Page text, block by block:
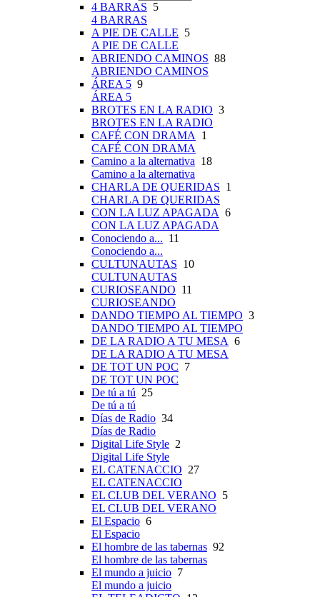
4 BARRAS 5
4 BARRAS
A PIE DE CALLE 5
A PIE DE CALLE
ABRIENDO CAMINOS 88
ABRIENDO CAMINOS
ÁREA 5 9
ÁREA 5
BROTES EN LA RADIO 3
BROTES EN LA RADIO
CAFÉ CON DRAMA 1
CAFÉ CON DRAMA
Camino a la alternativa 18
Camino a la alternativa
CHARLA DE QUERIDAS 1
CHARLA DE QUERIDAS
CON LA LUZ APAGADA 6
CON LA LUZ APAGADA
Conociendo a... 11
Conociendo a...
CULTUNAUTAS 10
CULTUNAUTAS
CURIOSEANDO 11
CURIOSEANDO
DANDO TIEMPO AL TIEMPO 3
DANDO TIEMPO AL TIEMPO
DE LA RADIO A TU MESA 6
DE LA RADIO A TU MESA
DE TOT UN POC 7
DE TOT UN POC
De tú a tú 25
De tú a tú
Días de Radio 34
Días de Radio
Digital Life Style 2
Digital Life Style
EL CATENACCIO 27
EL CATENACCIO
EL CLUB DEL VERANO 5
EL CLUB DEL VERANO
El Espacio 6
El Espacio
El hombre de las tabernas 92
El hombre de las tabernas
El mundo a juicio 7
El mundo a juicio